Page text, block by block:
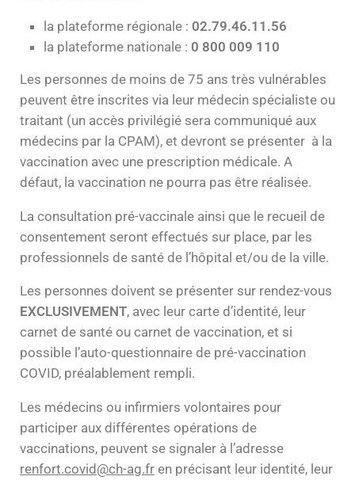
la plateforme régionale : 02.79.46.11.56
la plateforme nationale : 0 800 009 110
Les personnes de moins de 75 ans très vulnérables
peuvent être inscrites via leur médecin spécialiste ou
traitant (un accès privilégié sera communiqué aux
médecins par la CPAM), et devront se présenter à la
vaccination avec une prescription médicale. A
défaut, la vaccination ne pourra pas être réalisée.
La consultation pré-vaccinale ainsi que le recueil de
consentement seront effectués sur place, par les
professionnels de santé de l’hôpital et/ou de la ville.
Les personnes doivent se présenter sur rendez-vous
EXCLUSIVEMENT, avec leur carte d’identité, leur
carnet de santé ou carnet de vaccination, et si
possible l’auto-questionnaire de pré-vaccination
COVID, préalablement rempli.
Les médecins ou infirmiers volontaires pour
participer aux différentes opérations de
vaccinations, peuvent se signaler à l’adresse
renfort.covid@ch-ag.fr en précisant leur identité, leur